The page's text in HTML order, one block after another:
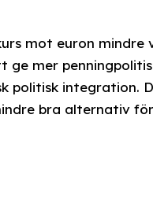
mot euron mindre
mer
politisk integration.
bra alternativ